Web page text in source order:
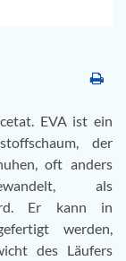
EVA ist ein
der
oft anders
als
Er kann in
werden,
des Läufers